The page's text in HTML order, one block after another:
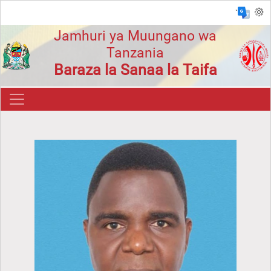
`
Jamhuri ya Muungano wa
Tanzania
Baraza la Sanaa la Taifa